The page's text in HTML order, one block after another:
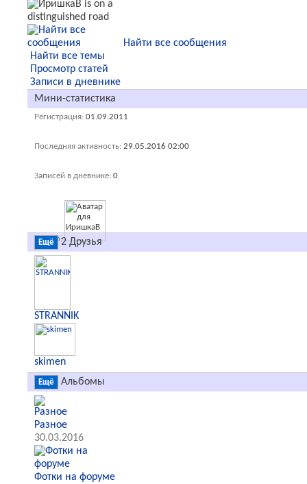
Найти все сообщения
Найти все темы
Просмотр статей
Записи в дневнике
Мини-статистика
Аватар
Ещё 2Друзья
STRANNIK
skimen
Ещё Альбомы
Разное
30.03.2016